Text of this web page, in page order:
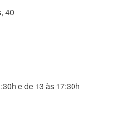
40
e de 13 às 17:30h